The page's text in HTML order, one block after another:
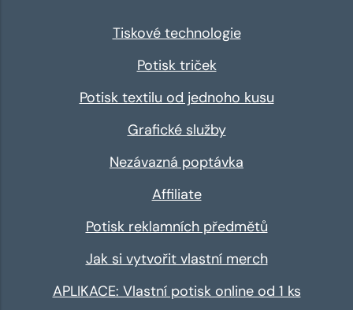
Tiskové technologie
Potisk triček
Potisk textilu od jednoho kusu
Grafické služby
Nezávazná poptávka
Affiliate
Potisk reklamních předmětů
Jak si vytvořit vlastní merch
APLIKACE: Vlastní potisk online od 1 ks